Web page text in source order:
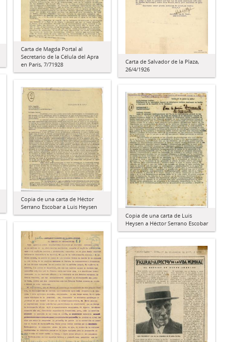
Carta de Magda Portal al
Secretario de la Célula del Apra
en París, 7/71928
Carta de Salvador de la Plaza,
26/4/1926
Copia de una carta de Héctor
Serrano Escobar a Luis Heysen
Copia de una carta de Luis
Heysen a Héctor Serrano Escobar